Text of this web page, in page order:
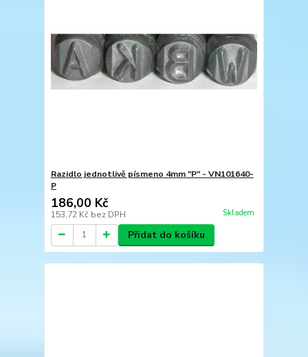
Razidlo jednotlivě písmeno 4mm "P" - VN101640-
P
186,00 Kč
153,72 Kč bez DPH Skladem
Přidat do košíku